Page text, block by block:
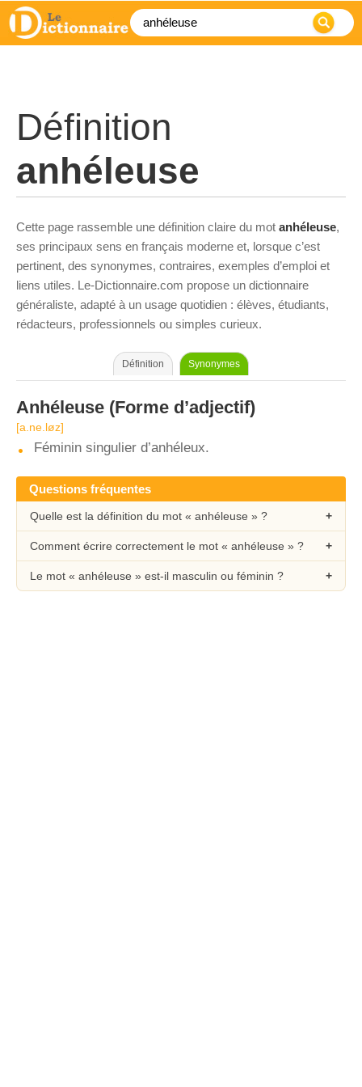
Définition
anhéleuse
Cette page rassemble une définition claire du mot anhéleuse,
ses principaux sens en français moderne et, lorsque c’est
pertinent, des synonymes, contraires, exemples d’emploi et
liens utiles. Le-Dictionnaire.com propose un dictionnaire
généraliste, adapté à un usage quotidien : élèves, étudiants,
rédacteurs, professionnels ou simples curieux.
Définition Synonymes
Anhéleuse (Forme d’adjectif)
[a.ne.løz]
Féminin singulier d’anhéleux.
Questions fréquentes
Quelle est la définition du mot « anhéleuse » ?
Comment écrire correctement le mot « anhéleuse » ?
Le mot « anhéleuse » est-il masculin ou féminin ?